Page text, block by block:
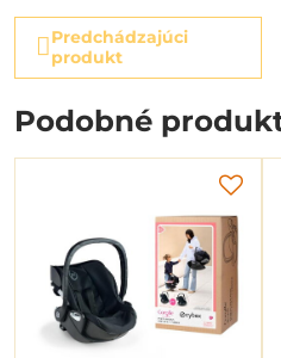
Predchádzajúci
produkt
Podobné